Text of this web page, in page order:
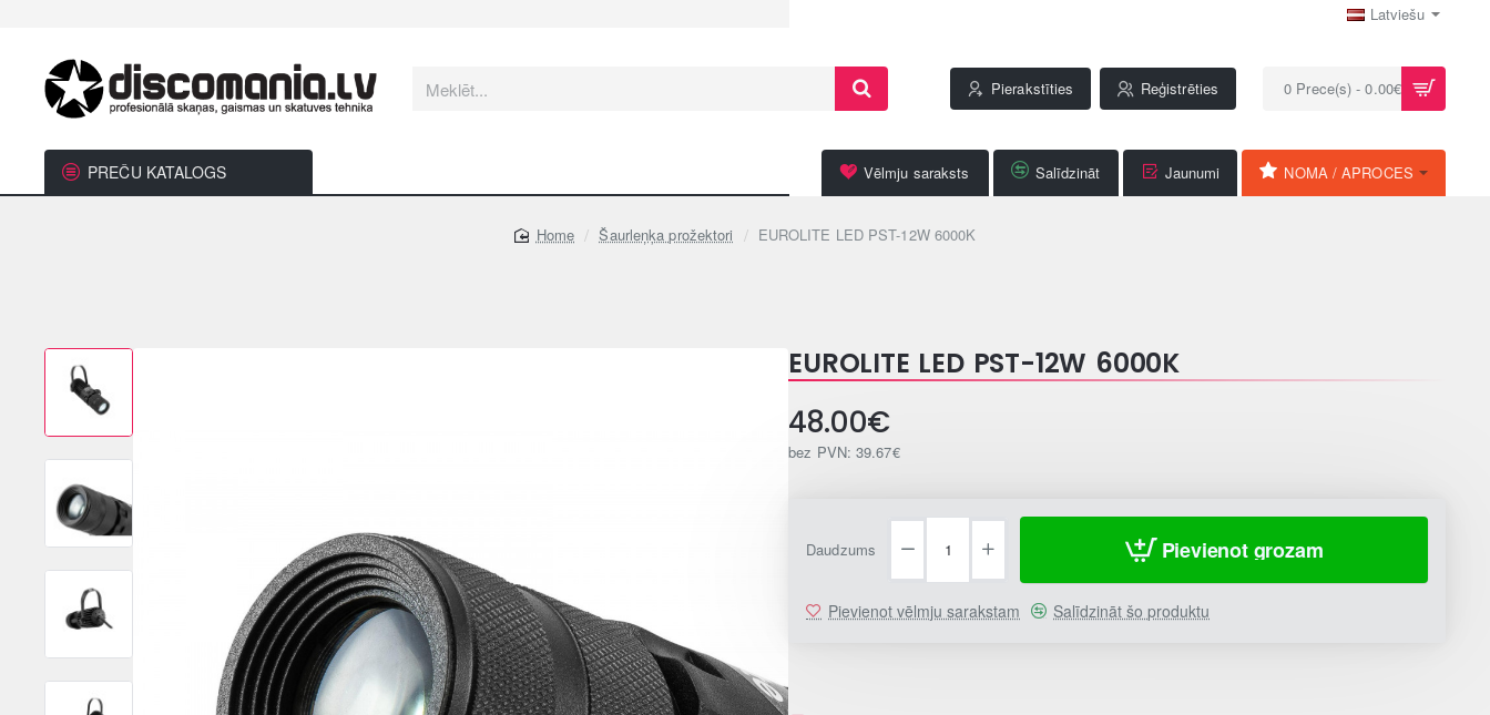
Latviešu
Meklēt... Pierakstīties Reģistrēties 0 Prece(s) - 0.00€
PREČU KATALOGS Vēlmju saraksts Salīdzināt Jaunumi NOMA / APROCES
home
Šaurleņķa prožektori EUROLITE LED PST-12W 6000K
EUROLITE LED PST-12W 6000K
48.00€
bez PVN: 39.67€
Daudzums Pievienot grozam
Pievienot vēlmju sarakstam Salīdzināt šo produktu